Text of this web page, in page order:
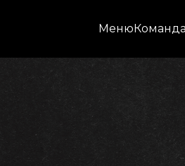
МенюКоманда